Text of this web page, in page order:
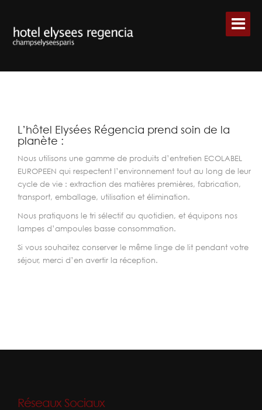
L’hôtel Elysées Régencia prend soin de la
planète :
Nous utilisons une gamme de produits d’entretien ECOLABEL
EUROPEEN qui respectent l’environnement tout au long de leur
cycle de vie : extraction des matières premières, fabrication,
transport, emballage, utilisation et élimination.
Nous pratiquons le tri sélectif au quotidien, et équipons nos
lampes d’ampoules basse consommation.
Si vous souhaitez conserver le même linge de lit pendant votre
séjour, merci d’en avertir la réception.
Réseaux Sociaux